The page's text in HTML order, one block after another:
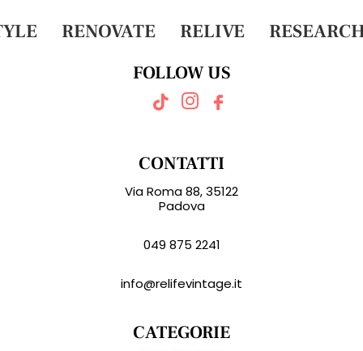
RENOVATE RELIVE RESEARCH
CATEGORIE
CONTATTI
Via Roma 88, 35122
Padova
049 875 2241
info@relifevintage.it
FOLLOW US